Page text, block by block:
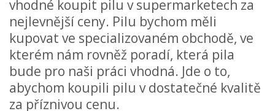
vhodné koupit pilu v supermarketech za
nejlevnější ceny. Pilu bychom měli
kupovat ve specializovaném obchodě, ve
kterém nám rovněž poradí, která pila
bude pro naši práci vhodná. Jde o to,
abychom koupili pilu v dostatečné kvalitě
za příznivou cenu.